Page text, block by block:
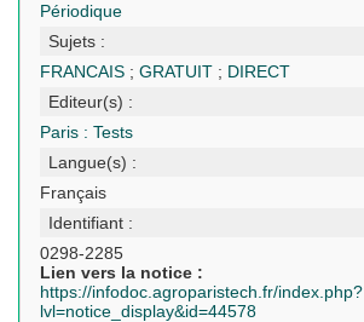
Périodique
Sujets :
FRANCAIS ;GRATUIT ; DIRECT
Editeur(s) :
Paris : Tests
Langue(s) :
Français
Identifiant :
0298-2285
Lien vers la notice :
https://infodoc.agroparistech.fr/index.php?
lvl=notice_display&id=44578